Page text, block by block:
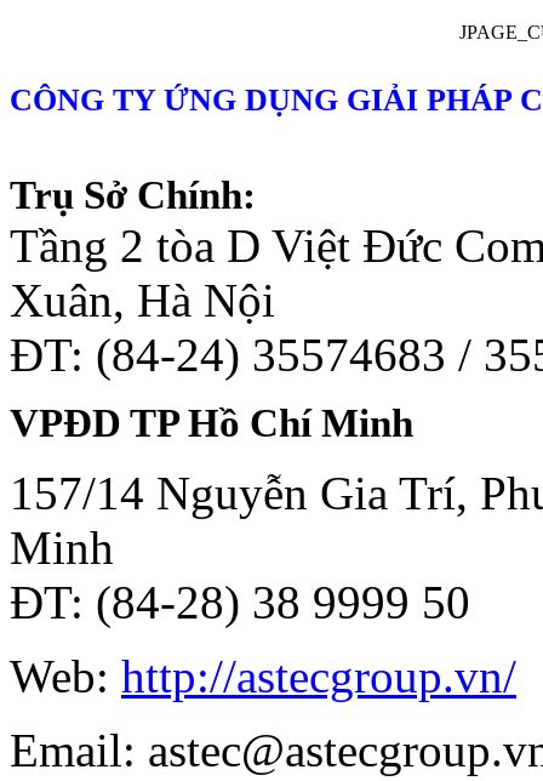
CÔNG TY ỨNG DỤNG GIẢI PHÁP
Trụ Sở Chính:
Tầng 2 tòa D Việt Đức
Xuân, Hà Nội
ĐT: (84-24) 35574683 /
VPĐD TP Hồ Chí Minh
157/14 Nguyễn Gia Trí,
Minh
ĐT: (84-28) 38 9999 50
Web: http://astecgroup.vn/
Email: